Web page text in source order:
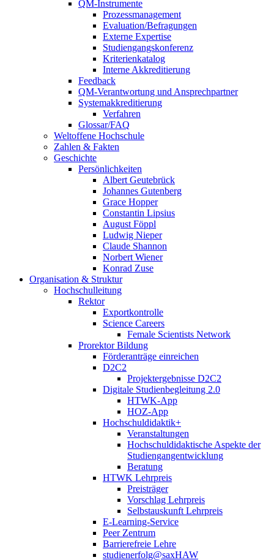
QM-Instrumente
Prozessmanagement
Evaluation/Befragungen
Externe Expertise
Studiengangskonferenz
Kriterienkatalog
Interne Akkreditierung
Feedback
QM-Verantwortung und Ansprechpartner
Systemakkreditierung
Verfahren
Glossar/FAQ
Weltoffene Hochschule
Zahlen & Fakten
Geschichte
Persönlichkeiten
Albert Geutebrück
Johannes Gutenberg
Grace Hopper
Constantin Lipsius
August Föppl
Ludwig Nieper
Claude Shannon
Norbert Wiener
Konrad Zuse
Organisation & Struktur
Hochschulleitung
Rektor
Exportkontrolle
Science Careers
Female Scientists Network
Prorektor Bildung
Förderanträge einreichen
D2C2
Projektergebnisse D2C2
Digitale Studienbegleitung 2.0
HTWK-App
HOZ-App
Hochschuldidaktik+
Veranstaltungen
Hochschuldidaktische Aspekte der
Studiengangentwicklung
Beratung
HTWK Lehrpreis
Preisträger
Vorschlag Lehrpreis
Selbstauskunft Lehrpreis
E-Learning-Service
Peer Zentrum
Barrierefreie Lehre
studienerfolg@saxHAW